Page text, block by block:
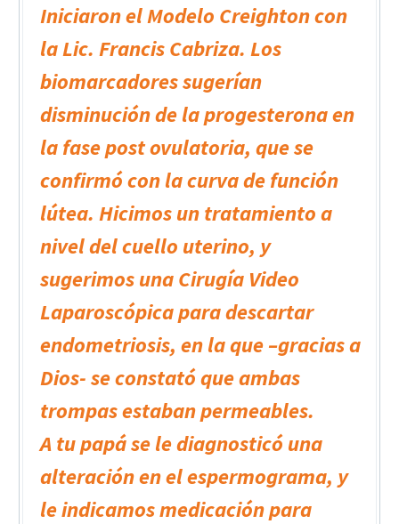
Iniciaron el Modelo Creighton con
la Lic. Francis Cabriza. Los
biomarcadores sugerían
disminución de la progesterona en
la fase post ovulatoria, que se
confirmó con la curva de función
lútea. Hicimos un tratamiento a
nivel del cuello uterino, y
sugerimos una Cirugía Video
Laparoscópica para descartar
endometriosis, en la que –gracias a
Dios- se constató que ambas
trompas estaban permeables.
A tu papá se le diagnosticó una
alteración en el espermograma, y
le indicamos medicación para